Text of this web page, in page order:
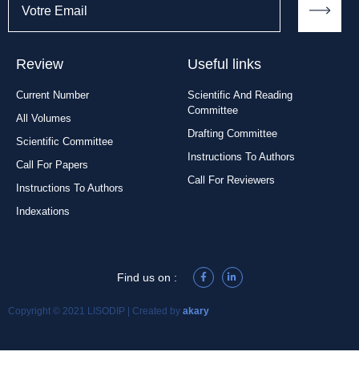
Review
Current Number
All Volumes
Scientific Committee
Call For Papers
Instructions To Authors
Indexations
Useful links
Scientific And Reading
Committee
Drafting Committee
Instructions To Authors
Call For Reviewers
Copyright © 2021 LISODIP | Created by akary
Find us on :